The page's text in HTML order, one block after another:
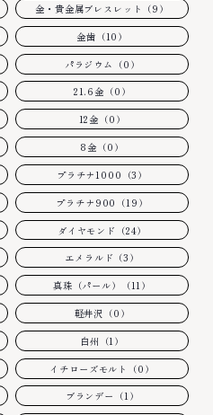
金・貴金属ブレスレット（9）
金歯（10）
パラジウム（0）
21.6金（0）
12金（0）
8金（0）
プラチナ1000（3）
プラチナ900（19）
ダイヤモンド（24）
エメラルド（3）
真珠（パール）（11）
軽井沢（0）
白州（1）
イチローズモルト（0）
ブランデー（1）